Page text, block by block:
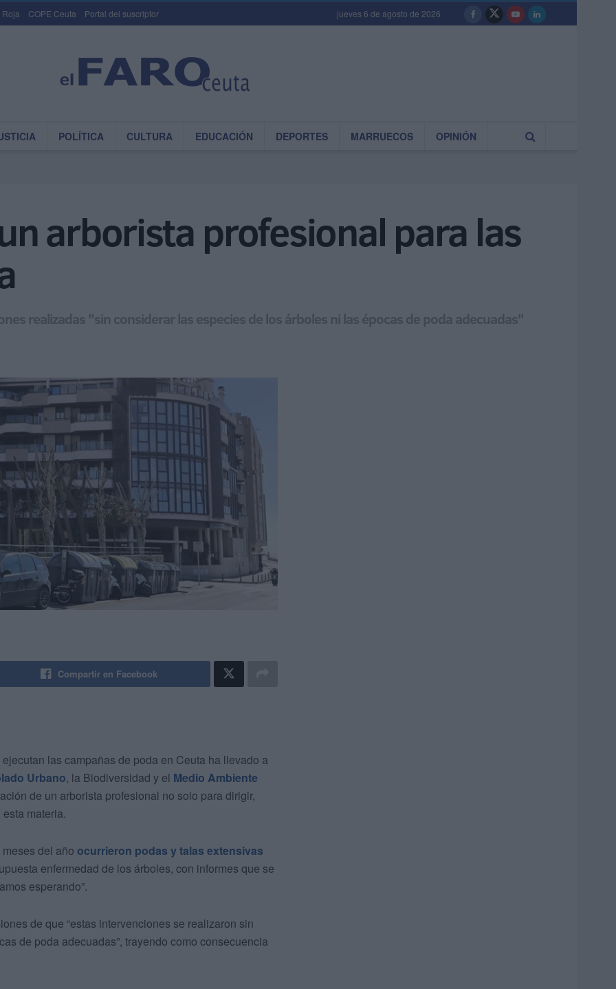
Roja COPE Ceuta Portal del suscriptor jueves 6 de agosto de 2026
POLÍTICA CULTURA EDUCACIÓN DEPORTES MARRUECOS OPINIÓN
arborista profesional para las
realizadas "sin considerar las especies de los árboles ni las épocas de poda adecuadas"
Compartir en Facebook
las campañas de poda en Ceuta ha llevado a
Urbano, la Biodiversidad y el Medio Ambiente
de un arborista profesional no solo para dirigir,
materia.
del año ocurrieron podas y talas extensivas
enfermedad de los árboles, con informes que se
esperando”.
de que “estas intervenciones se realizaron sin
de poda adecuadas”, trayendo como consecuencia